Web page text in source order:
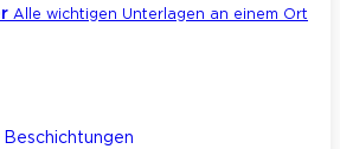
Alle wichtigen Unterlagen an einem Ort